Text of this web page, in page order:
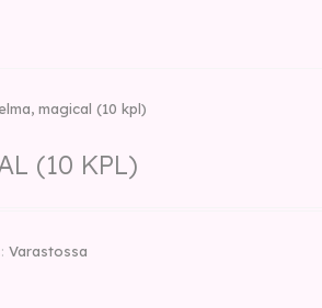
magical (10 kpl)
(10 KPL)
Varastossa